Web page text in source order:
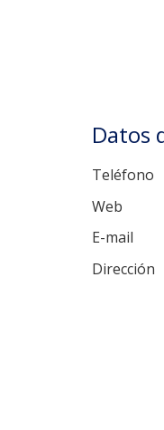
Datos
Teléfono
Web
E-mail
Dirección